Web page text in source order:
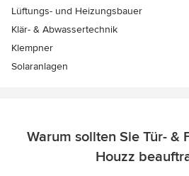
Lüftungs- und Heizungsbauer
Klär- & Abwassertechnik
Klempner
Solaranlagen
Warum sollten Sie Tür- &
Houzz